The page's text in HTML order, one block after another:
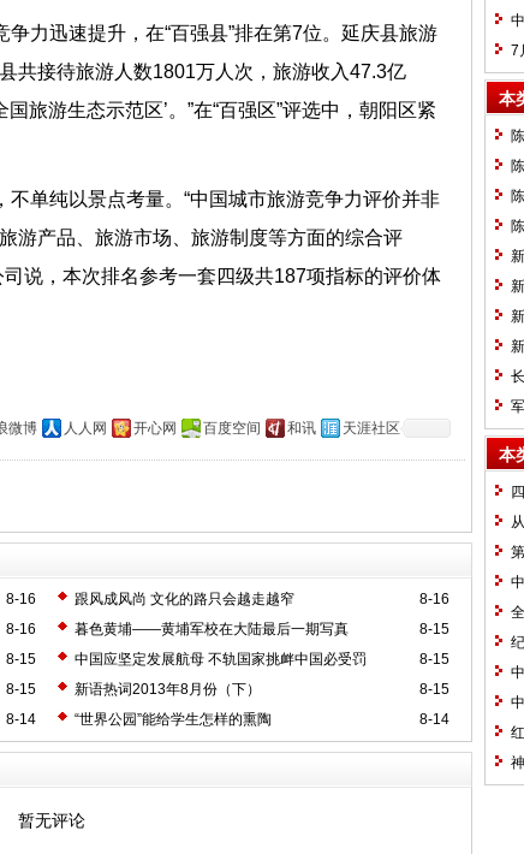
争力迅速提升，在“百强县”排在第7位。延庆县旅游
共接待旅游人数1801万人次，旅游收入47.3亿
旅游生态示范区’。”在“百强区”评选中，朝阳区紧
不单纯以景点考量。“中国城市旅游竞争力评价并非
游产品、旅游市场、旅游制度等方面的综合评
说，本次排名参考一套四级共187项指标的评价体
微博 人人网 开心网 百度空间 和讯 天涯社区
8-16 8-16
跟风成风尚 文化的路只会越走越窄
8-16
8-15
暮色黄埔——黄埔军校在大陆最后一期写真
8-15
8-15
中国应坚定发展航母 不轨国家挑衅中国必受罚
8-15
8-15
新语热词2013年8月份（下）
8-14
8-14
“世界公园”能给学生怎样的熏陶
暂无评论
7
本
本